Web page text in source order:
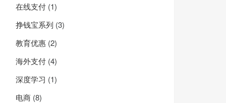
在线支付 (1)
挣钱宝系列 (3)
教育优惠 (2)
海外支付 (4)
深度学习 (1)
电商 (8)